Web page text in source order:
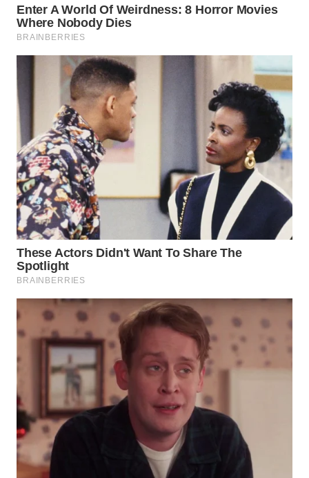
WN
MADURA
SURABAYA
NATUNA
WN
BINTAN
WN
MANDALIKA
WN
WN
LABUANBAJO
WN
Wahana
Media
Group